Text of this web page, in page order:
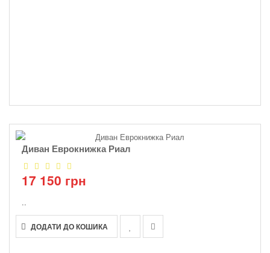
Диван Еврокнижка Риал
17 150 грн
..
ДОДАТИ ДО КОШИКА